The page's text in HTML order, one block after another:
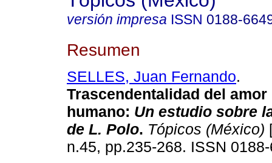
versión impresa ISSN 0188-
Resumen
SELLES, Juan Fernando.
Trascendentalidad del
humano: Un estudio sobre
de L. Polo. Tópicos (México)
n.45, pp.235-268. ISSN